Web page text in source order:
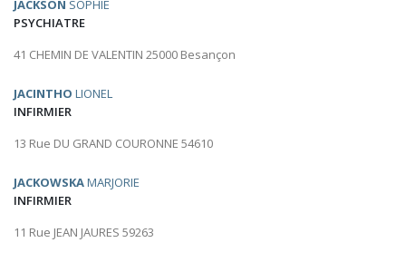
JACKSON SOPHIE
PSYCHIATRE
41 CHEMIN DE VALENTIN 25000 Besançon
JACINTHO LIONEL
INFIRMIER
13 Rue DU GRAND COURONNE 54610
JACKOWSKAMARJORIE
INFIRMIER
11 Rue JEAN JAURES 59263